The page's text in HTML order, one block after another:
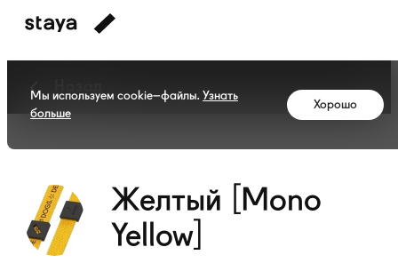
Коллекция
Желтый
Yellow]
Желтый [Mono
Yellow]
Мы используем cookie–файлы. Узнать
больше
Хорошо